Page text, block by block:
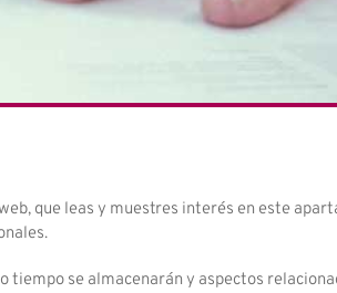
que leas y muestres interés en este
tiempo se almacenarán y aspectos